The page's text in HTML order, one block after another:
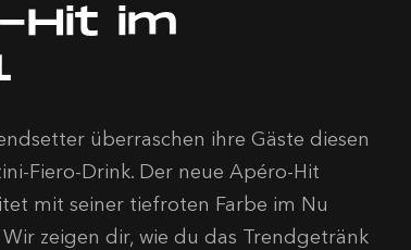
Hit im
überraschen ihre Gäste diesen
Fiero-Drink. Der neue Apéro-Hit
mit seiner tiefroten Farbe im Nu
zeigen dir, wie du das Trendgetränk